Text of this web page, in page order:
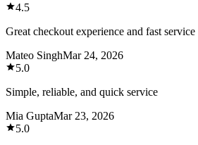
4.5
Great checkout experience and fast service
Mateo SinghMar 24, 2026
5.0
Simple, reliable, and quick service
Mia GuptaMar 23, 2026
5.0